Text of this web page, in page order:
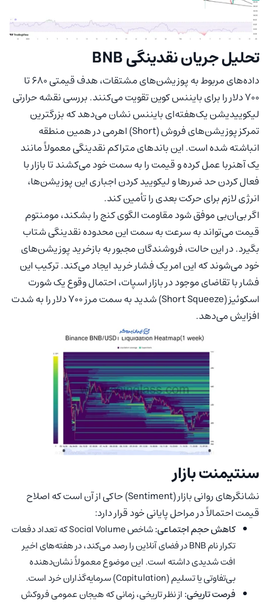
تحلیل جریان نقدینگی BNB
داده‌های مربوط به پوزیشن‌های مشتقات، هدف قیمتی ۶۸۰ تا
۷۰۰ دلار را برای بایننس کوین تقویت می‌کنند. بررسی نقشه حرارتی
لیکوییدیشن یک‌هفته‌ای بایننس نشان می‌دهد که بزرگترین
تمرکز پوزیشن‌های فروش (Short) اهرمی در همین منطقه
انباشته شده است. این باندهای متراکم نقدینگی معمولاً مانند
یک آهنربا عمل کرده و قیمت را به سمت خود می‌کشند تا بازار با
فعال کردن حد ضررها و لیکویید کردن اجباری این پوزیشن‌ها،
انرژی لازم برای حرکت بعدی را تأمین کند.
اگر بی‌ان‌بی موفق شود مقاومت الگوی کنج را بشکند، مومنتوم
قیمت می‌تواند به سرعت به سمت این محدوده نقدینگی شتاب
بگیرد. در این حالت، فروشندگان مجبور به بازخرید پوزیشن‌های
خود می‌شوند که این امر یک فشار خرید ایجاد می‌کند. ترکیب این
فشار با تقاضای موجود در بازار اسپات، احتمال وقوع یک شورت
اسکوئیز (Short Squeeze) شدید به سمت مرز ۷۰۰ دلار را به شدت
افزایش می‌دهد.
سنتیمنت بازار
نشانگرهای روانی بازار (Sentiment) حاکی از آن است که اصلاح
قیمت احتمالاً در مراحل پایانی خود قرار دارد:
کاهش حجم اجتماعی:
شاخص Social Volume که تعداد دفعات
تکرار نام BNB در فضای آنلاین را رصد می‌کند، در هفته‌های اخیر
افت شدیدی داشته است. این موضوع معمولاً نشان‌دهنده
بی‌تفاوتی یا تسلیم (Capitulation) سرمایه‌گذاران خرد است.
فرصت تاریخی:از نظر تاریخی، زمانی که هیجان عمومی فروکش